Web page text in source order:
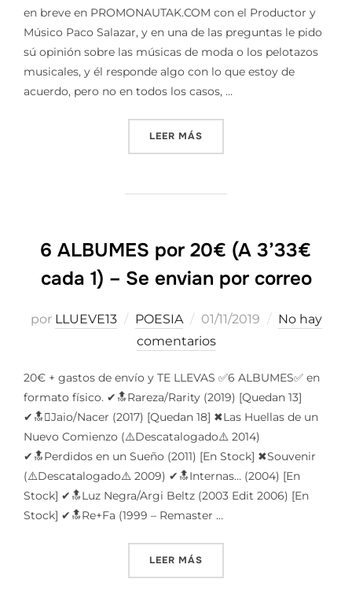
en breve en PROMONAUTAK.COM con el Productor y
Músico Paco Salazar, y en una de las preguntas le pido
sú opinión sobre las músicas de moda o los pelotazos
musicales, y él responde algo con lo que estoy de
acuerdo, pero no en todos los casos, …
LEER MÁS
6 ALBUMES por 20€ (A 3’33€
cada 1) – Se envian por correo
por LLUEVE13 POESIA
Publicado
el
01/11/2019
No hay
comentarios
20€ + gastos de envío y TE LLEVAS ✅6 ALBUMES✅ en
formato físico. ✔🔝Rareza/Rarity (2019) [Quedan 13]
✔🔝Jaio/Nacer (2017) [Quedan 18] ✖Las Huellas de un
Nuevo Comienzo (⚠️Descatalogado⚠️ 2014)
✔🔝Perdidos en un Sueño (2011) [En Stock] ✖Souvenir
(⚠️Descatalogado⚠️ 2009) ✔🔝Internas… (2004) [En
Stock] ✔🔝Luz Negra/Argi Beltz (2003 Edit 2006) [En
Stock] ✔🔝Re+Fa (1999 – Remaster …
LEER MÁS